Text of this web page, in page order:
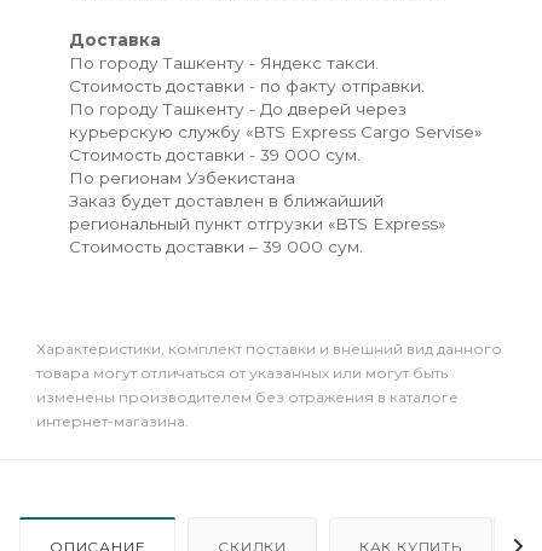
Доставка
По городу Ташкенту - Яндекс такси.
Стоимость доставки - по факту отправки.
По городу Ташкенту - До дверей через
курьерскую службу «BTS Express Cargo Servise»
Стоимость доставки - 39 000 сум.
По регионам Узбекистана
Заказ будет доставлен в ближайший
региональный пункт отгрузки «BTS Express»
Стоимость доставки – 39 000 сум.
Xарактеристики, комплект поставки и внешний вид данного
товара могут отличаться от указанных или могут быть
изменены производителем без отражения в каталоге
интернет-магазина.
ОПИСАНИЕ СКИДКИ КАК КУПИТЬ